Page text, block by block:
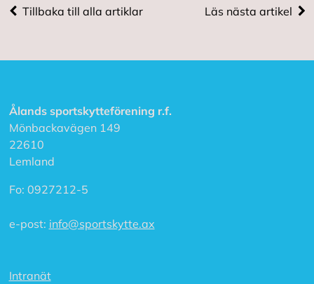
k
Tillbaka till alla artiklar Läs nästa artikel
Ålands sportskytteförening r.f.
Mönbackavägen 149
22610
Lemland
Fo: 0927212-5
e-post: info@sportskytte.ax
Intranät